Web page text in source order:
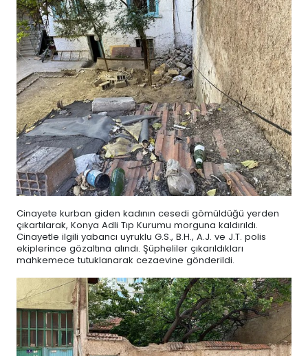
Cinayete kurban giden kadının cesedi gömüldüğü yerden
çıkartılarak, Konya Adli Tıp Kurumu morguna kaldırıldı.
Cinayetle ilgili yabancı uyruklu G.S., B.H., A.J. ve J.T. polis
ekiplerince gözaltına alındı. Şüpheliler çıkarıldıkları
mahkemece tutuklanarak cezaevine gönderildi.